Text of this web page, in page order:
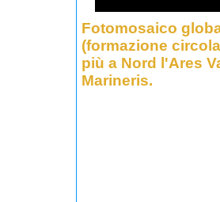
Fotomosaico
(formazione
più a Nord l'Ares
Marineris.